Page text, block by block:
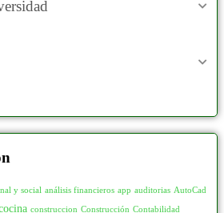
y social análisis financieros app auditorias AutoCad
construccion Construcción Contabilidad